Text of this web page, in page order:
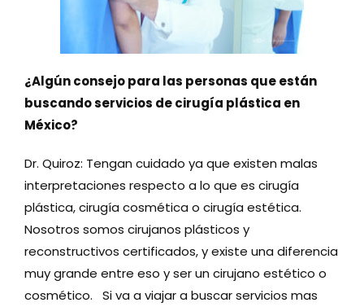
¿Algún consejo para las personas que están
buscando servicios de cirugía plástica en
México?
Dr. Quiroz: Tengan cuidado ya que existen malas
interpretaciones respecto a lo que es cirugía
plástica, cirugía cosmética o cirugía estética.
Nosotros somos cirujanos plásticos y
reconstructivos certificados, y existe una diferencia
muy grande entre eso y ser un cirujano estético o
cosmético. Si va a viajar a buscar servicios mas